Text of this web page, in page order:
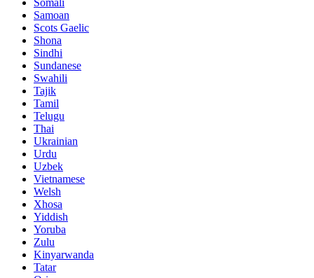
Somali
Samoan
Scots Gaelic
Shona
Sindhi
Sundanese
Swahili
Tajik
Tamil
Telugu
Thai
Ukrainian
Urdu
Uzbek
Vietnamese
Welsh
Xhosa
Yiddish
Yoruba
Zulu
Kinyarwanda
Tatar